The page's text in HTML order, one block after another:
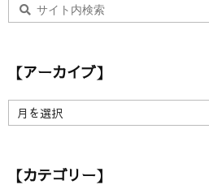
【アーカイブ】
ア
イ【カテゴリー】